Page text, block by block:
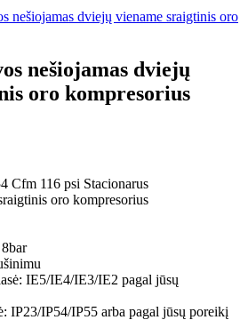
nešiojamas dviejų
oro kompresorius
Cfm 116 psi Stacionarus
oro kompresorius
IE5/IE4/IE3/IE2 pagal jūsų
IP23/IP54/IP55 arba pagal jūsų poreikį